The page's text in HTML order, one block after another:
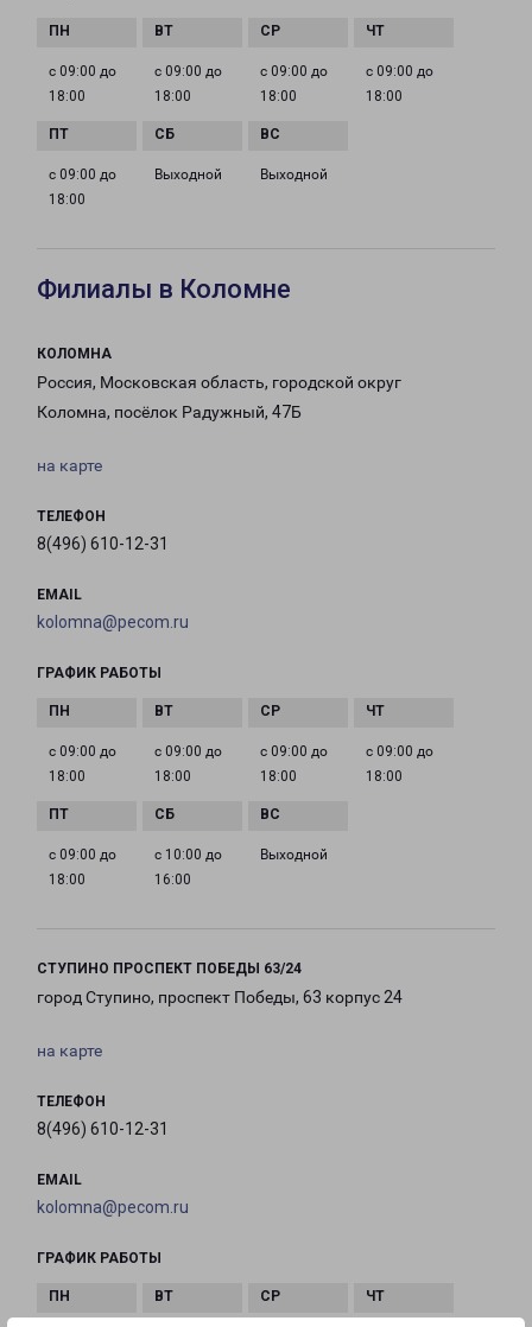
с 09:00 до
18:00
с 09:00 до
18:00
с 09:00 до
18:00
с 09:00 до
18:00
с 09:00 до
18:00
Выходной Выходной
Филиалы в Коломне
КОЛОМНА
Россия, Московская область, городской округ
Коломна, посёлок Радужный, 47Б
на карте
ТЕЛЕФОН
8(496) 610-12-31
EMAIL
kolomna@pecom.ru
ГРАФИК РАБОТЫ
с 09:00 до
18:00
с 09:00 до
18:00
с 09:00 до
18:00
с 09:00 до
18:00
с 09:00 до
18:00
с 10:00 до
16:00
Выходной
СТУПИНО ПРОСПЕКТ ПОБЕДЫ 63/24
город Ступино, проспект Победы, 63 корпус 24
на карте
ТЕЛЕФОН
8(496) 610-12-31
EMAIL
kolomna@pecom.ru
ГРАФИК РАБОТЫ